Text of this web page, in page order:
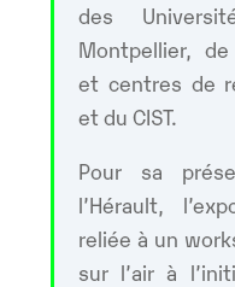
des
Montpellier,
et centres de
et du CIST.
Pour sa
l’Hérault,
reliée à un
sur l’air à